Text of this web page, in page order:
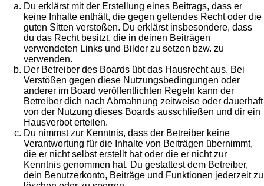
Du erklärst mit der Erstellung eines Beitrags, dass er
keine Inhalte enthält, die gegen geltendes Recht oder die
guten Sitten verstoßen. Du erklärst insbesondere, dass
du das Recht besitzt, die in deinen Beiträgen
verwendeten Links und Bilder zu setzen bzw. zu
verwenden.
Der Betreiber des Boards übt das Hausrecht aus. Bei
Verstößen gegen diese Nutzungsbedingungen oder
anderer im Board veröffentlichten Regeln kann der
Betreiber dich nach Abmahnung zeitweise oder dauerhaft
von der Nutzung dieses Boards ausschließen und dir ein
Hausverbot erteilen.
Du nimmst zur Kenntnis, dass der Betreiber keine
Verantwortung für die Inhalte von Beiträgen übernimmt,
die er nicht selbst erstellt hat oder die er nicht zur
Kenntnis genommen hat. Du gestattest dem Betreiber,
dein Benutzerkonto, Beiträge und Funktionen jederzeit zu